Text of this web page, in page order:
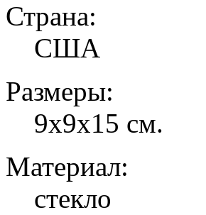
Страна:
США
Размеры:
9х9х15 см.
Материал:
стекло